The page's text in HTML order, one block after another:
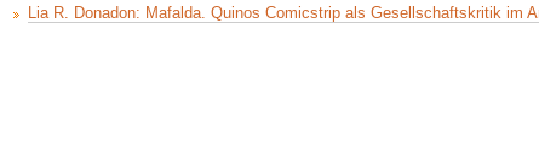
Lia R. Donadon: Mafalda. Quinos Comicstrip als Gesellschaftskritik im